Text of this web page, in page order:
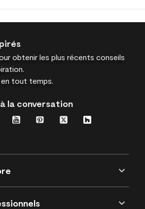
obtenir les plus récents conseils
tout temps.
la conversation